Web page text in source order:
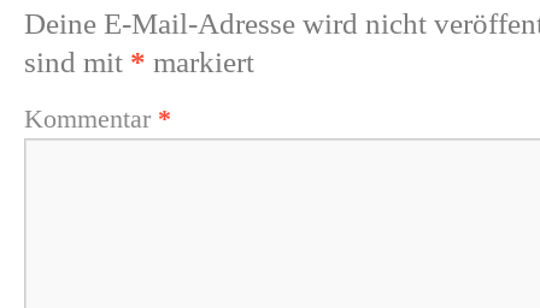
Deine E-Mail-Adresse wird nicht
sind mit * markiert
Kommentar *